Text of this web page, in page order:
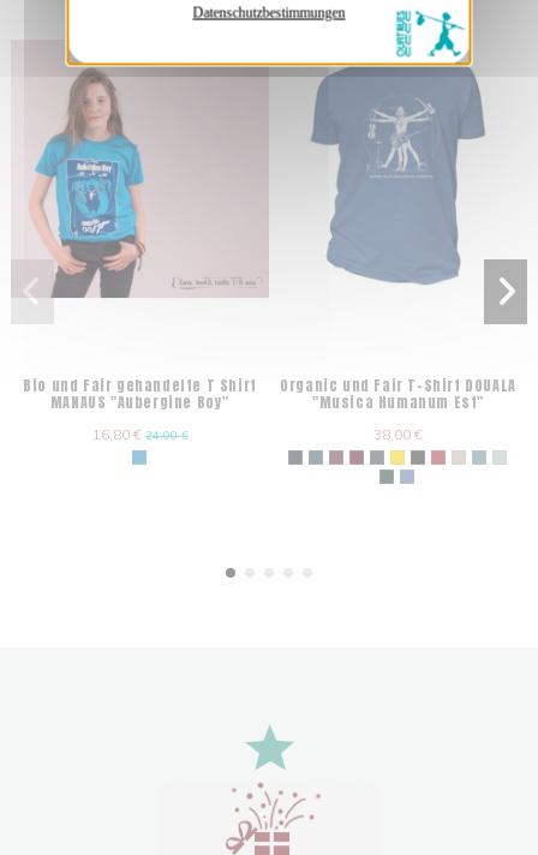
Datenschutzbestimmungen
Bio und Fair gehandelte T Shirt
MANAUS "Aubergine Boy"
16,80 €24,00 €
Organic und Fair T-Shirt DOUALA
"Musica Humanum Est"
38,00 €